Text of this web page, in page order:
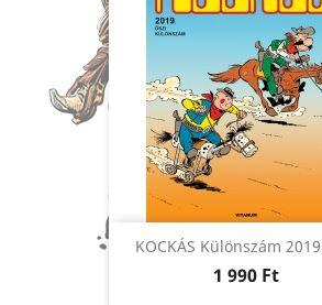
KOCKÁS Különszám
Ár
1 990 Ft